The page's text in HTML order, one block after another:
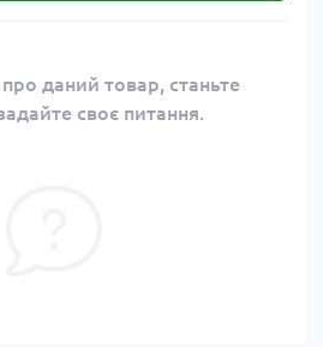
даний товар, станьте
своє питання.